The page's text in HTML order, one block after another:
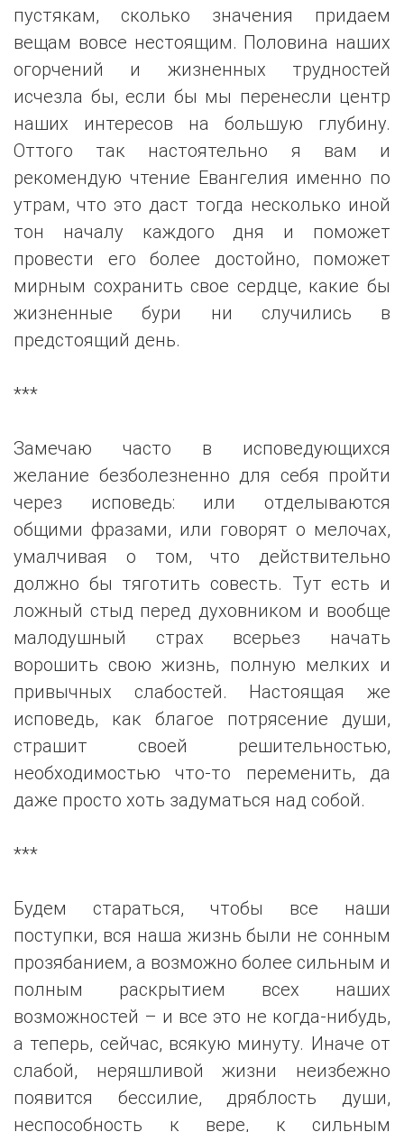
пустякам, сколько значения придаем
вещам вовсе нестоящим. Половина наших
огорчений и жизненных трудностей
исчезла бы, если бы мы перенесли центр
наших интересов на большую глубину.
Оттого так настоятельно я вам и
рекомендую чтение Евангелия именно по
утрам, что это даст тогда несколько иной
тон началу каждого дня и поможет
провести его более достойно, поможет
мирным сохранить свое сердце, какие бы
жизненные бури ни случились в
предстоящий день.
***
Замечаю часто в исповедующихся
желание безболезненно для себя пройти
через исповедь: или отделываются
общими фразами, или говорят о мелочах,
умалчивая о том, что действительно
должно бы тяготить совесть. Тут есть и
ложный стыд перед духовником и вообще
малодушный страх всерьез начать
ворошить свою жизнь, полную мелких и
привычных слабостей. Настоящая же
исповедь, как благое потрясение души,
страшит своей решительностью,
необходимостью что-то переменить, да
даже просто хоть задуматься над собой.
***
Будем стараться, чтобы все наши
поступки, вся наша жизнь были не сонным
прозябанием, а возможно более сильным и
полным раскрытием всех наших
возможностей – и все это не когда-нибудь,
а теперь, сейчас, всякую минуту. Иначе от
слабой, неряшливой жизни неизбежно
появится бессилие, дряблость души,
неспособность к вере, к сильным